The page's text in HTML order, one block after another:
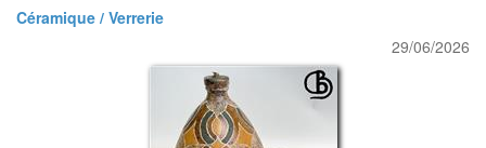
Céramique / Verrerie
29/06/2026